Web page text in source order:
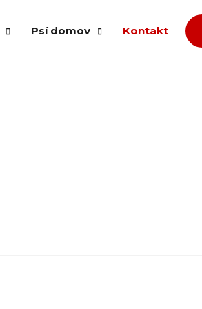
Psí domov Kontakt